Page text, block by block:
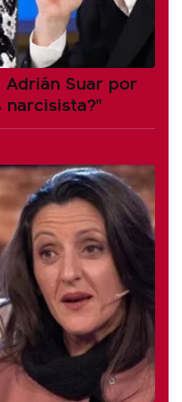
Suar por
narcisista?"